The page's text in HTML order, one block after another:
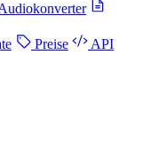
Preise
API